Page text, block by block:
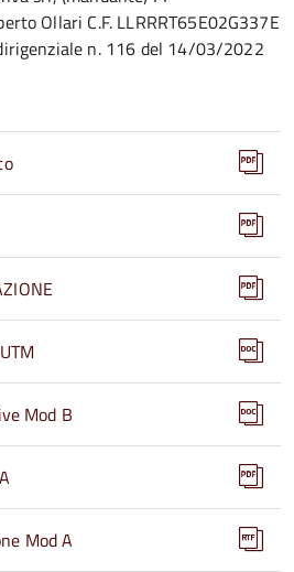
Ollari C.F. LLRRRT65E02G337E
n. 116 del 14/03/2022
Mod B
Mod A